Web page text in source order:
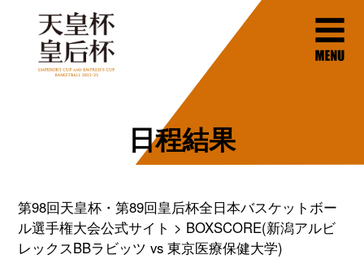
日程結果
第98回天皇杯・第89回皇后杯全日本バスケットボー
ル選手権大会公式サイト
BOXSCORE(新潟アルビ
レックスBBラビッツ vs 東京医療保健大学)